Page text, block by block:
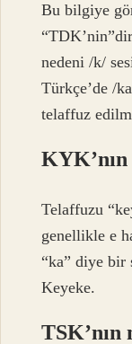
Bu bilgiye
nedeni /k/
Türkçe’de /
telaffuz
Telaffuzu
genellikle e
“ka” diye bir
Keyeke.
TSK’nın